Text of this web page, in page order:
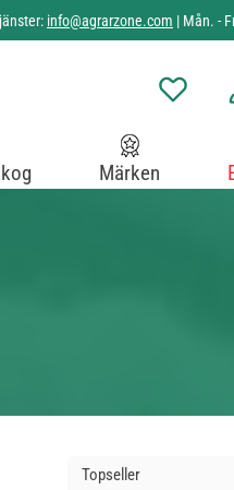
info@agrarzone.com | Mån. -
Du
Märken